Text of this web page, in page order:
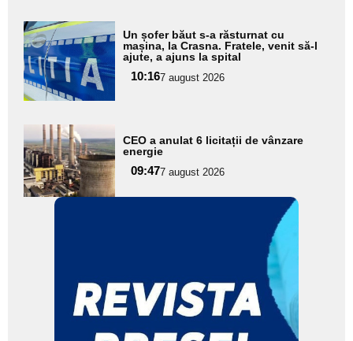
Adaugă
aici textul
pentru
subtitlu
Un șofer băut s-a răsturnat cu
mașina, la Crasna. Fratele, venit să-l
ajute, a ajuns la spital
10:167 august 2026
Adaugă
aici textul
pentru
subtitlu
CEO a anulat 6 licitații de vânzare
energie
09:477 august 2026